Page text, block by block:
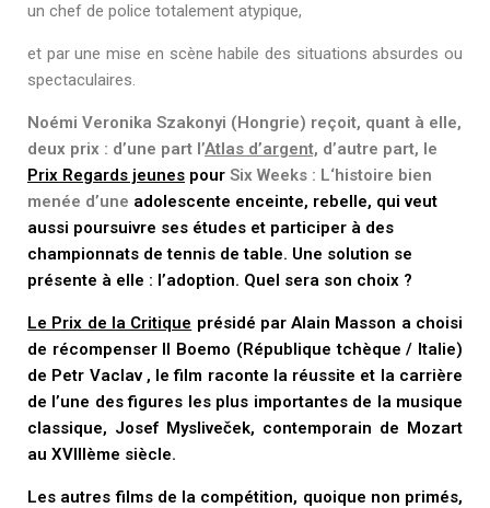
un chef de police totalement atypique,
et par une mise en scène habile des situations absurdes ou
spectaculaires.
Noémi Veronika Szakonyi (Hongrie) reçoit, quant à elle,
deux prix : d’une part l’Atlas d’argent, d’autre part, le
Prix Regards jeunes pour Six Weeks : L‘histoire bien
menée d’une adolescente enceinte, rebelle, qui veut
aussi poursuivre ses études et participer à des
championnats de tennis de table. Une solution se
présente à elle : l’adoption. Quel sera son choix ?
Le Prix de la Critique présidé par Alain Masson a choisi
de récompenser Il Boemo (République tchèque / Italie)
de Petr Vaclav , le film raconte la réussite et la carrière
de l’une des figures les plus importantes de la musique
classique, Josef Mysliveček, contemporain de Mozart
au XVIIIème siècle.
Les autres films de la compétition, quoique non primés,